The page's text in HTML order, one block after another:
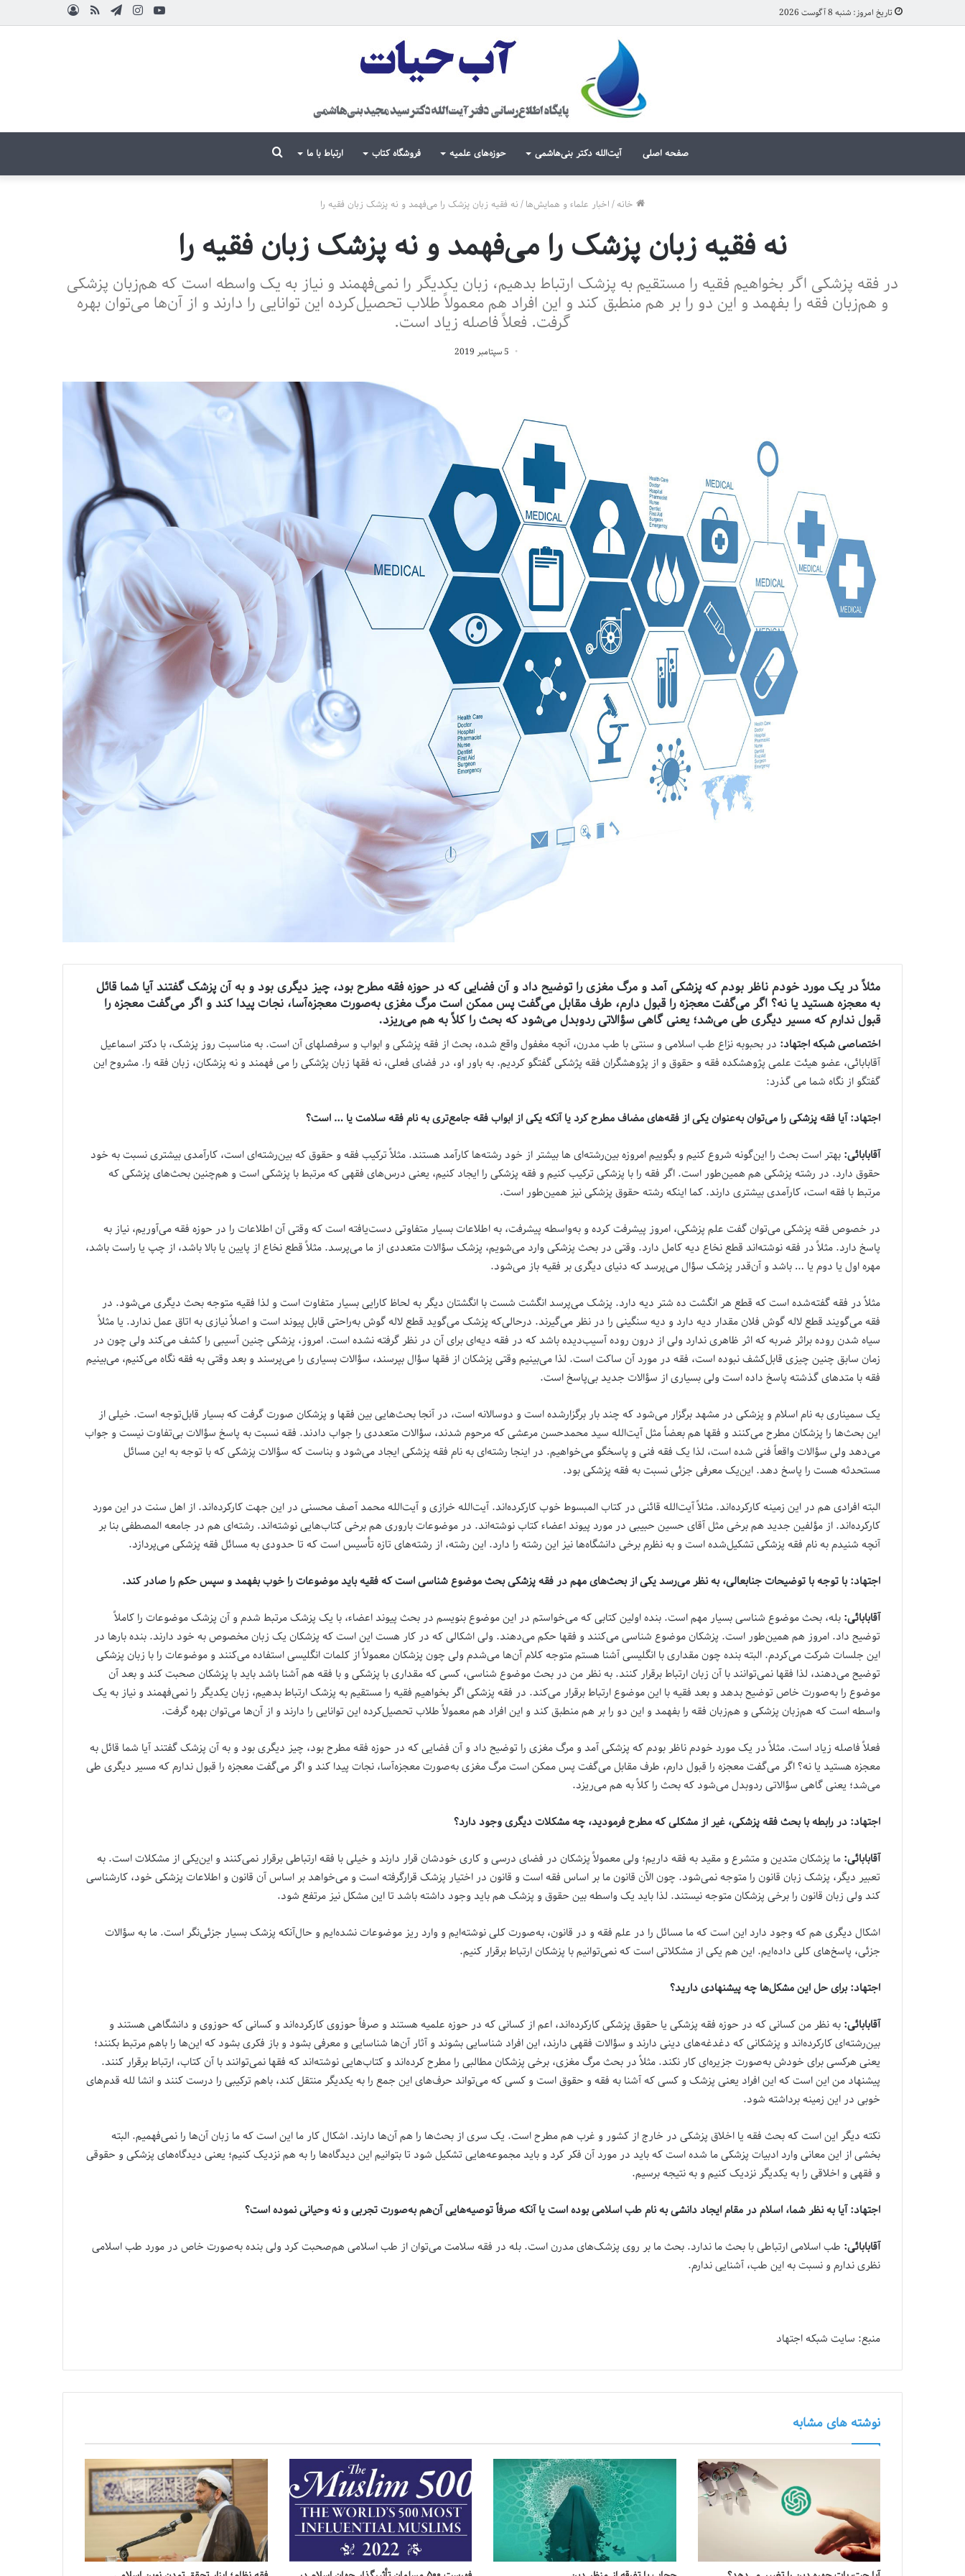
تاریخ امروز: شنبه 8 آگوست 2026 ورودآپارات
خوراکتلگرام
اینستاگرامیوتیوب
صفحه اصلی آیت‌الله دکتر بنی‌هاشمی حوزه‌های علمیه فروشگاه کتاب ارتباط با ما جستجو
خانه/اخبار علماء و همایش‌ها/نه فقیه زبان پزشک را می‌فهمد و نه پزشک زبان فقیه را
نه فقیه زبان پزشک را می‌فهمد و نه پزشک زبان فقیه را
در فقه پزشکی اگر بخواهیم فقیه را مستقیم به پزشک ارتباط بدهیم، زبان یکدیگر را نمی‌فهمند و نیاز به یک واسطه است که هم‌زبان پزشکی
و هم‌زبان فقه را بفهمد و این دو را بر هم منطبق کند و این افراد هم معمولاً طلاب تحصیل‌کرده این توانایی را دارند و از آن‌ها می‌توان بهره
گرفت. فعلاً فاصله زیاد است.
5 سپتامبر 2019
مثلاً در یک مورد خودم ناظر بودم که پزشکی آمد و مرگ مغزی را توضیح داد و آن فضایی که در حوزه فقه مطرح بود، چیز دیگری بود و به آن پزشک گفتند آیا شما قائل
به معجزه هستید یا نه؟ اگر می‌گفت معجزه را قبول دارم، طرف مقابل می‌گفت پس ممکن است مرگ مغزی به‌صورت معجزه‌آسا، نجات پیدا کند و اگر می‌گفت معجزه را
قبول ندارم که مسیر دیگری طی می‌شد؛ یعنی گاهی سؤالاتی ردوبدل می‌شود که بحث را کلاً به هم می‌ریزد.
اختصاصی شبکه اجتهاد: در بحبوبه نزاع طب اسلامی و سنتی با طب مدرن، آنچه مغفول واقع شده، بحث از فقه پزشکی و ابواب و سرفصلهای آن است. به مناسبت روز پزشک، با دکتر اسماعیل
آقابابائی، عضو هیئت علمی پژوهشکده فقه و حقوق و از پژوهشگران فقه پژشکی گفتگو کردیم. به باور او، در فضای فعلی، نه فقها زبان پژشکی را می فهمند و نه پزشکان، زبان فقه را. مشروح این
گفتگو از نگاه شما می گذرد:
اجتهاد:آیا فقه پزشکی را می‌توان به‌عنوان یکی از فقه‌های مضاف مطرح کرد یا آنکه یکی از ابواب فقه جامع‌تری به نام فقه سلامت یا … است؟
آقابابائی: بهتر است بحث را این‌گونه شروع کنیم و بگوییم امروزه بین‌رشته‌ای ها بیشتر از خود رشته‌ها کارآمد هستند. مثلاً ترکیب فقه و حقوق که بین‌رشته‌ای است، کارآمدی بیشتری نسبت به خود
حقوق دارد. در رشته پزشکی هم همین‌طور است. اگر فقه را با پزشکی ترکیب کنیم و فقه پزشکی را ایجاد کنیم، یعنی درس‌های فقهی که مرتبط با پزشکی است و هم‌چنین بحث‌های پزشکی که
مرتبط با فقه است، کارآمدی بیشتری دارند. کما اینکه رشته حقوق پزشکی نیز همین‌طور است.
در خصوص فقه پزشکی می‌توان گفت علم پزشکی، امروز پیشرفت کرده و به‌واسطه پیشرفت، به اطلاعات بسیار متفاوتی دست‌یافته است که وقتی آن اطلاعات را در حوزه فقه می‌آوریم، نیاز به
پاسخ دارد. مثلاً در فقه نوشته‌اند قطع نخاع دیه کامل دارد. وقتی در بحث پزشکی وارد می‌شویم، پزشک سؤالات متعددی از ما می‌پرسد. مثلاً قطع نخاع از پایین یا بالا باشد، از چپ یا راست باشد،
مهره اول یا دوم یا … باشد و آن‌قدر پزشک سؤال می‌پرسد که دنیای دیگری بر فقیه باز می‌شود.
مثلاً در فقه گفته‌شده است که قطع هر انگشت ده شتر دیه دارد. پزشک می‌پرسد انگشت شست با انگشتان دیگر به لحاظ کارایی بسیار متفاوت است و لذا فقیه متوجه بحث دیگری می‌شود. در
فقه می‌گویند قطع لاله گوش فلان مقدار دیه دارد و دیه سنگینی را در نظر می‌گیرند. درحالی‌که پزشک می‌گوید قطع لاله گوش به‌راحتی قابل پیوند است و اصلاً نیازی به اتاق عمل ندارد. یا مثلاً
سیاه شدن روده براثر ضربه که اثر ظاهری ندارد ولی از درون روده آسیب‌دیده باشد که در فقه دیه‌ای برای آن در نظر گرفته نشده است. امروز، پزشکی چنین آسیبی را کشف می‌کند ولی چون در
زمان سابق چنین چیزی قابل‌کشف نبوده است، فقه در مورد آن ساکت است. لذا می‌بینیم وقتی پزشکان از فقها سؤال بپرسند، سؤالات بسیاری را می‌پرسند و بعد وقتی به فقه نگاه می‌کنیم، می‌بینیم
فقه با متدهای گذشته پاسخ داده است ولی بسیاری از سؤالات جدید بی‌پاسخ است.
یک سمیناری به نام اسلام و پزشکی در مشهد برگزار می‌شود که چند بار برگزارشده است و دوسالانه است، در آنجا بحث‌هایی بین فقها و پزشکان صورت گرفت که بسیار قابل‌توجه است. خیلی از
این بحث‌ها را پزشکان مطرح می‌کنند و فقها هم بعضاً مثل آیت‌الله سید محمدحسن مرعشی که مرحوم شدند، سؤالات متعددی را جواب دادند. فقه نسبت به پاسخ سؤالات بی‌تفاوت نیست و جواب
می‌دهد ولی سؤالات واقعاً فنی شده است، لذا یک فقه فنی و پاسخگو می‌خواهیم. در اینجا رشته‌ای به نام فقه پزشکی ایجاد می‌شود و بناست که سؤالات پزشکی که با توجه به این مسائل
مستحدثه هست را پاسخ دهد. این‌یک معرفی جزئی نسبت به فقه پزشکی بود.
البته افرادی هم در این زمینه کارکرده‌اند. مثلاً آیت‌الله قائنی در کتاب المبسوط خوب کارکرده‌اند. آیت‌الله خرازی و آیت‌الله محمد آصف محسنی در این جهت کارکرده‌اند. از اهل سنت در این مورد
کارکرده‌اند. از مؤلفین جدید هم برخی مثل آقای حسین حبیبی در مورد پیوند اعضاء کتاب نوشته‌اند. در موضوعات باروری هم برخی کتاب‌هایی نوشته‌اند. رشته‌ای هم در جامعه المصطفی بنا بر
آنچه شنیدم به نام فقه پزشکی تشکیل‌شده است و به نظرم برخی دانشگاه‌ها نیز این رشته را دارد. این رشته، از رشته‌های تازه تأسیس است که تا حدودی به مسائل فقه پزشکی می‌پردازد.
اجتهاد: با توجه با توضیحات جنابعالی، به نظر می‌رسد یکی از بحث‌های مهم در فقه پزشکی بحث موضوع شناسی است که فقیه باید موضوعات را خوب بفهمد و سپس حکم را صادر کند.
آقابابائی: بله، بحث موضوع شناسی بسیار مهم است. بنده اولین کتابی که می‌خواستم در این موضوع بنویسم در بحث پیوند اعضاء، با یک پزشک مرتبط شدم و آن پزشک موضوعات را کاملاً
توضیح داد. امروز هم همین‌طور است. پزشکان موضوع شناسی می‌کنند و فقها حکم می‌دهند. ولی اشکالی که در کار هست این است که پزشکان یک زبان مخصوص به خود دارند. بنده بارها در
این جلسات شرکت می‌کردم. البته بنده چون مقداری با انگلیسی آشنا هستم متوجه کلام آن‌ها می‌شدم ولی چون پزشکان معمولاً از کلمات انگلیسی استفاده می‌کنند و موضوعات را با زبان پزشکی
توضیح می‌دهند، لذا فقها نمی‌توانند با آن زبان ارتباط برقرار کنند. به نظر من در بحث موضوع شناسی، کسی که مقداری با پزشکی و با فقه هم آشنا باشد باید با پزشکان صحبت کند و بعد آن
موضوع را به‌صورت خاص توضیح بدهد و بعد فقیه با این موضوع ارتباط برقرار می‌کند. در فقه پزشکی اگر بخواهیم فقیه را مستقیم به پزشک ارتباط بدهیم، زبان یکدیگر را نمی‌فهمند و نیاز به یک
واسطه است که هم‌زبان پزشکی و هم‌زبان فقه را بفهمد و این دو را بر هم منطبق کند و این افراد هم معمولاً طلاب تحصیل‌کرده این توانایی را دارند و از آن‌ها می‌توان بهره گرفت.
فعلاً فاصله زیاد است. مثلاً در یک مورد خودم ناظر بودم که پزشکی آمد و مرگ مغزی را توضیح داد و آن فضایی که در حوزه فقه مطرح بود، چیز دیگری بود و به آن پزشک گفتند آیا شما قائل به
معجزه هستید یا نه؟ اگر می‌گفت معجزه را قبول دارم، طرف مقابل می‌گفت پس ممکن است مرگ مغزی به‌صورت معجزه‌آسا، نجات پیدا کند و اگر می‌گفت معجزه را قبول ندارم که مسیر دیگری طی
می‌شد؛ یعنی گاهی سؤالاتی ردوبدل می‌شود که بحث را کلاً به هم می‌ریزد.
اجتهاد: در رابطه با بحث فقه پزشکی، غیر از مشکلی که مطرح فرمودید، چه مشکلات دیگری وجود دارد؟
آقابابائی: ما پزشکان متدین و متشرع و مقید به فقه داریم؛ ولی معمولاً پزشکان در فضای درسی و کاری خودشان قرار دارند و خیلی با فقه ارتباطی برقرار نمی‌کنند و این‌یکی از مشکلات است. به
تعبیر دیگر، پزشک ‌زبان قانون را متوجه نمی‌شود. چون الآن قانون ما بر اساس فقه است و قانون در اختیار پزشک قرارگرفته است و می‌خواهد بر اساس آن قانون و اطلاعات پزشکی خود، کارشناسی
کند ولی زبان قانون را برخی پزشکان متوجه نیستند. لذا باید یک واسطه بین حقوق و پزشک هم باید وجود داشته باشد تا این مشکل نیز مرتفع شود.
اشکال دیگری هم که وجود دارد این است که ما مسائل را در علم فقه و در قانون، به‌صورت کلی نوشته‌ایم و وارد ریز موضوعات نشده‌ایم و حال‌آنکه پزشک بسیار جزئی‌نگر است. ما به سؤالات
جزئی، پاسخ‌های کلی داده‌ایم. این هم یکی از مشکلاتی است که نمی‌توانیم با پزشکان ارتباط برقرار کنیم.
اجتهاد: برای حل این مشکل‌ها چه پیشنهادی دارید؟
آقابابائی: به نظر من کسانی که در حوزه فقه پزشکی یا حقوق پزشکی کارکرده‌اند، اعم از کسانی که در حوزه علمیه هستند و صرفاً حوزوی کارکرده‌اند و کسانی که حوزوی و دانشگاهی هستند و
بین‌رشته‌ای کارکرده‌اند و پزشکانی که دغدغه‌های دینی دارند و سؤالات فقهی دارند، این افراد شناسایی بشوند و آثار آن‌ها شناسایی و معرفی بشود و باز فکری بشود که این‌ها را باهم مرتبط بکنند؛
یعنی هرکسی برای خودش به‌صورت جزیره‌ای کار نکند. مثلاً در بحث مرگ مغزی، برخی پزشکان مطالبی را مطرح کرده‌اند و کتاب‌هایی نوشته‌اند که فقها نمی‌توانند با آن کتاب، ارتباط برقرار کنند.
پیشنهاد من این است که این افراد یعنی پزشک و کسی که آشنا به فقه و حقوق است و کسی که می‌تواند حرف‌های این جمع را به یکدیگر منتقل کند، باهم ترکیبی را درست کنند و انشا لله قدم‌های
خوبی در این زمینه برداشته شود.
نکته دیگر این است که بحث فقه یا اخلاق پزشکی در خارج از کشور و غرب هم مطرح است. یک سری از بحث‌ها را هم آن‌ها دارند. اشکال کار ما این است که ما زبان آن‌ها را نمی‌فهمیم. البته
بخشی از این معانی وارد ادبیات پزشکی ما شده است که باید در مورد آن فکر کرد و باید مجموعه‌هایی تشکیل شود تا بتوانیم این دیدگاه‌ها را به هم نزدیک کنیم؛ یعنی دیدگاه‌های پزشکی و حقوقی
و فقهی و اخلاقی را به یکدیگر نزدیک کنیم و به نتیجه برسیم.
اجتهاد: آیا به نظر شما، اسلام در مقام ایجاد دانشی به نام طب اسلامی بوده است یا آنکه صرفاً توصیه‌هایی آن‌هم به‌صورت تجربی و نه وحیانی نموده است؟
آقابابائی: طب اسلامی ارتباطی با بحث ما ندارد. بحث ما بر روی پزشک‌های مدرن است. بله در فقه سلامت می‌توان از طب اسلامی هم‌صحبت کرد ولی بنده به‌صورت خاص در مورد طب اسلامی
نظری ندارم و نسبت به این طب، آشنایی ندارم.
منبع: سایت شبکه اجتهاد
نوشته های مشابه